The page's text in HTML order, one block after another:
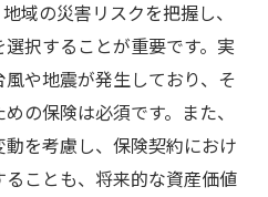
域の災害リスクを把握し、
択することが重要です。実
や地震が発生しており、そ
の保険は必須です。また、
を考慮し、保険契約におけ
ことも、将来的な資産価値